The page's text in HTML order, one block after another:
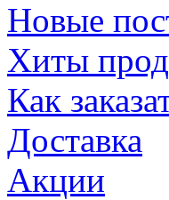
Новые
Хиты
Как
Доставка
Акции